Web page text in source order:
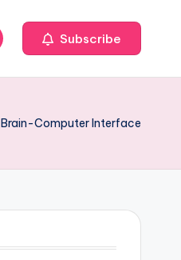
Subscribe
Brain-Computer Interface